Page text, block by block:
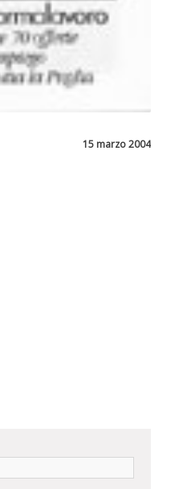
15 marzo 2004